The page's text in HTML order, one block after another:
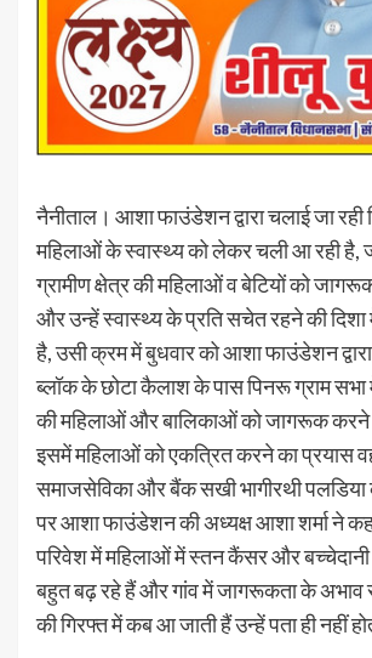
नैनीताल। आशा फाउंडेशन द्वारा चलाई जा रही
महिलाओं के स्वास्थ्य को लेकर चली आ रही है,
ग्रामीण क्षेत्र की महिलाओं व बेटियों को
और उन्हें स्वास्थ्य के प्रति सचेत रहने की दिशा
है, उसी क्रम में बुधवार को आशा फाउंडेशन
ब्लॉक के छोटा कैलाश के पास पिनरू ग्राम
की महिलाओं और बालिकाओं को जागरूक करने
इसमें महिलाओं को एकत्रित करने का प्रयास
समाजसेविका और बैंक सखी भागीरथी पलडिया
पर आशा फाउंडेशन की अध्यक्ष आशा शर्मा ने
परिवेश में महिलाओं में स्तन कैंसर और
बहुत बढ़ रहे हैं और गांव में जागरूकता के अभाव
की गिरफ्त में कब आ जाती हैं उन्हें पता ही नहीं